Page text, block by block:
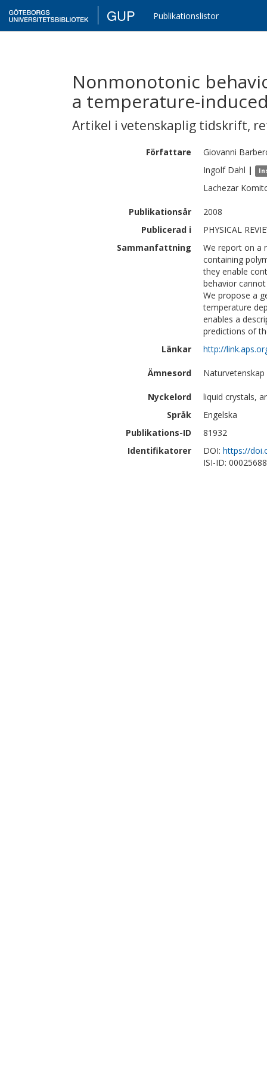
GUP Publikationslistor
Nonmonotonic
a temperature-
Artikel i vetenskaplig tidskrift,
Författare Giovanni
Ingolf Dahl |
Lachezar
Publikationsår
2008
Publicerad i
PHYSICAL
Sammanfattning
We report on a
containing
they enable
behavior
We propose a
temperature
enables a
predictions of
Länkar
http://
Ämnesord
Nyckelord
liquid crystals,
Språk
Engelska
Publikations-ID
81932
Identifikatorer
DOI: https://
ISI-ID: